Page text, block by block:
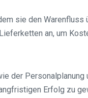
sie den
an, um
der
Erfolg zu